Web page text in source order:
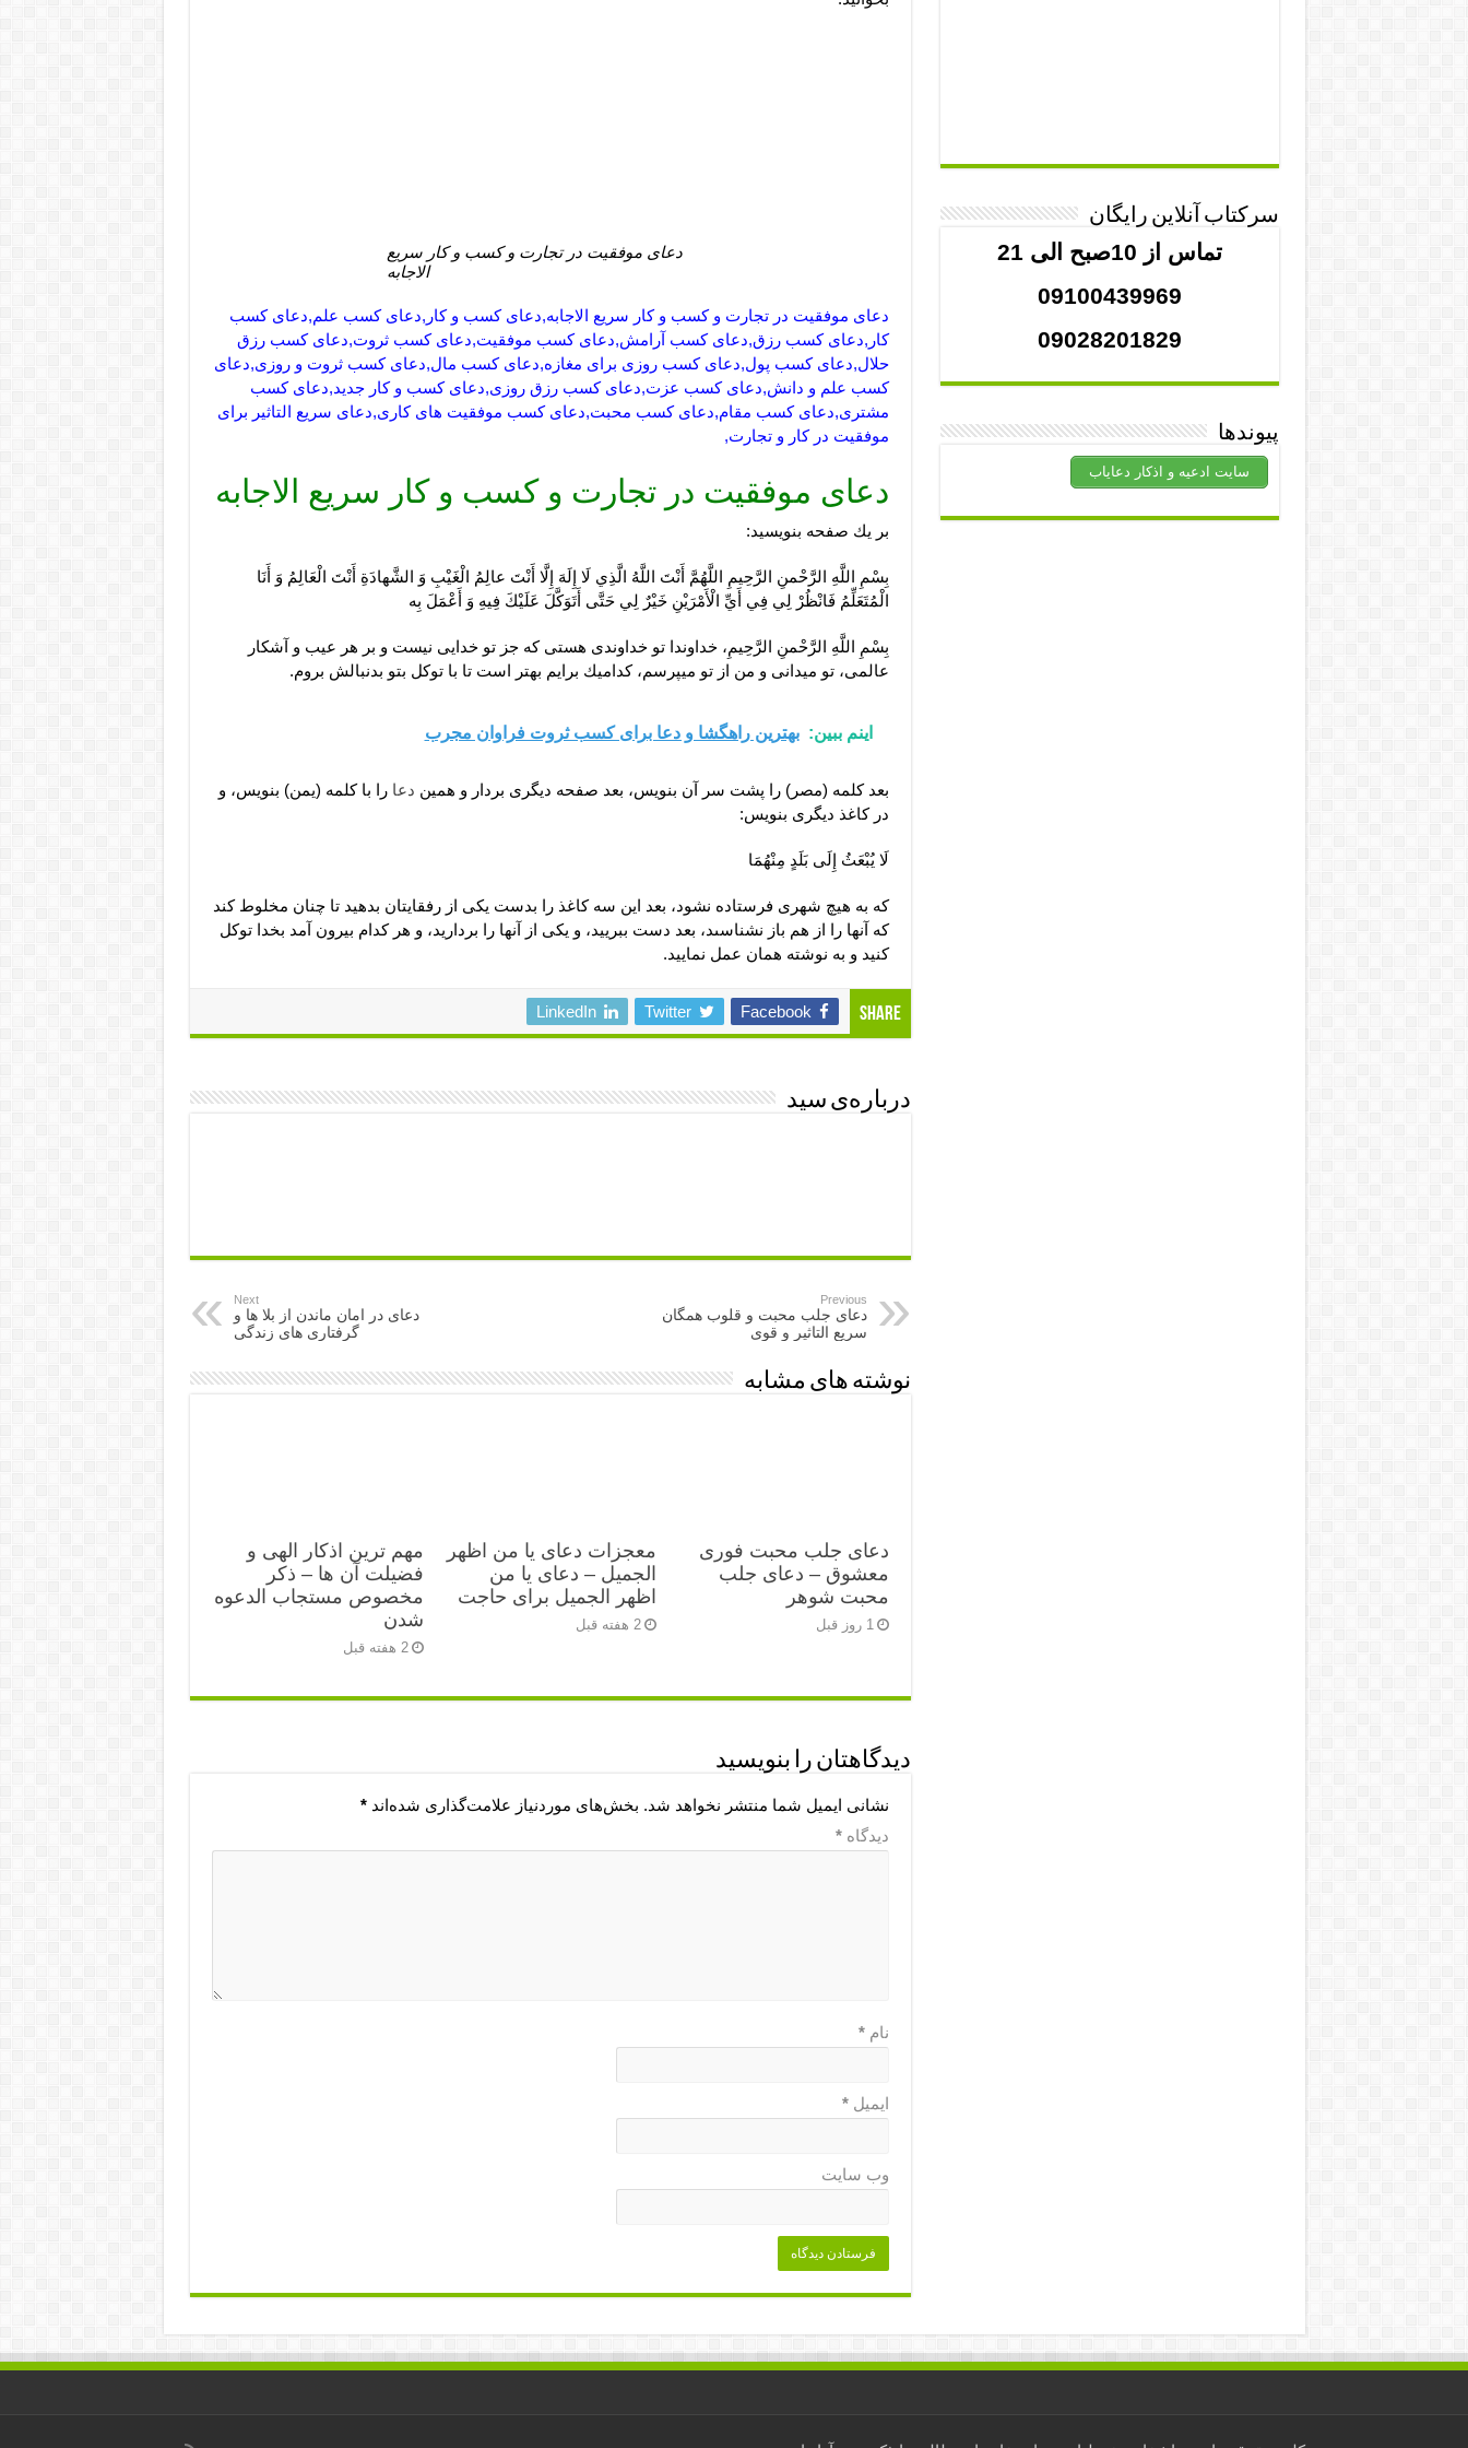
دعای موفقیت در تجارت و کسب و کار سریع
الاجابه
دعای موفقیت در تجارت و کسب و کار سریع الاجابه,دعای کسب و کار,دعای کسب علم,دعای کسب
کار,دعای کسب رزق,دعای کسب آرامش,دعای کسب موفقیت,دعای کسب ثروت,دعای کسب رزق
حلال,دعای کسب پول,دعای کسب روزی برای مغازه,دعای کسب مال,دعای کسب ثروت و روزی,دعای
کسب علم و دانش,دعای کسب عزت,دعای کسب رزق روزی,دعای کسب و کار جدید,دعای کسب
مشتری,دعای کسب مقام,دعای کسب محبت,دعای کسب موفقیت های کاری,دعای سریع التاثیر برای
موفقیت در کار و تجارت,
دعای موفقیت در تجارت و کسب و کار سریع الاجابه
بر يك صفحه بنويسید:
بِسْمِ اللَّهِ الرَّحْمنِ الرَّحِيمِ‏ اللَّهُمَّ أَنْتَ اللَّهُ الَّذِي لَا إِلَهَ إِلَّا أَنْتَ‏ عالِمُ الْغَيْبِ وَ الشَّهادَةِ أَنْتَ الْعَالِمُ وَ أَنَا
الْمُتَعَلِّمُ فَانْظُرْ لِي فِي أَيِّ الْأَمْرَيْنِ خَيْرٌ لِي حَتَّى أَتَوَكَّلَ عَلَيْكَ فِيهِ وَ أَعْمَلَ بِه‏
بِسْمِ اللَّهِ الرَّحْمنِ الرَّحِيمِ‏، خداوندا تو خداوندى هستى كه جز تو خدايى نيست و بر هر عيب و آشكار
عالمى، تو ميدانى و من از تو ميپرسم، كداميك برايم بهتر است تا با توكل بتو بدنبالش بروم.
اینم ببین: بهترین راهگشا و دعا برای کسب ثروت فراوان مجرب
بعد كلمه (مصر) را پشت سر آن بنويس، بعد صفحه ديگرى بردار و همين دعا را با كلمه (يمن) بنويس، و
در كاغذ ديگرى بنويس:
لَا يُبْعَثُ إِلَى بَلَدٍ مِنْهُمَا
كه به هيچ شهرى فرستاده نشود، بعد اين سه كاغذ را بدست يكى از رفقايتان بدهید تا چنان مخلوط كند
كه آنها را از هم باز نشناسىد، بعد دست ببریید، و يكى از آنها را بردارید، و هر كدام بيرون آمد بخدا توكل
كنید و به نوشته همان عمل نمایید.
Share
Facebook
Twitter
LinkedIn
درباره‌ی سید
Previous
دعای جلب محبت و قلوب همگان
سریع التاثیر و قوی
Next
دعای در امان ماندن از بلا ها و
گرفتاری های زندگی
نوشته های مشابه
دعای جلب محبت فوری
معشوق – دعای جلب
محبت شوهر
1 روز قبل
معجزات دعای یا من اظهر
الجمیل – دعای یا من
اظهر الجمیل برای حاجت
2 هفته قبل
مهم ترین اذکار الهی و
فضیلت آن ها – ذکر
مخصوص مستجاب الدعوه
شدن
2 هفته قبل
دیدگاهتان را بنویسید
نشانی ایمیل شما منتشر نخواهد شد. بخش‌های موردنیاز علامت‌گذاری شده‌اند*
دیدگاه*
نام*
ایمیل*
وب‌ سایت
سرکتاب آنلاین رایگان
تماس از 10صبح الی 21
09100439969
09028201829
پیوندها
سایت ادعیه و اذکار دعایاب